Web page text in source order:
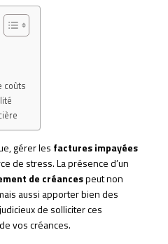
coûts
gérer les factures impayées
de stress. La présence d’un
de créancespeut non
aussi apporter bien des
de solliciter ces
vos créances.